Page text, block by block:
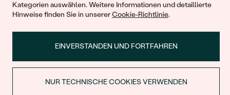
Kategorien auswählen. Weitere Informationen und detaillierte
Hinweise finden Sie in unsererCookie-Richtlinie.
EINVERSTANDEN UND FORTFAHREN
NUR TECHNISCHE COOKIES VERWENDEN
© 2011 - 2026, Eppi.de